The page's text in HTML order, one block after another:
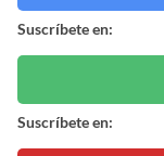
Suscríbete en:
Suscríbete en: